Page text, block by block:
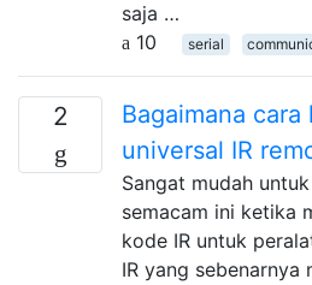
saja …
10
serial
2
Bagaimana
universal IR
Sangat mudah
semacam ini ketika
kode IR untuk
IR yang sebenarnya